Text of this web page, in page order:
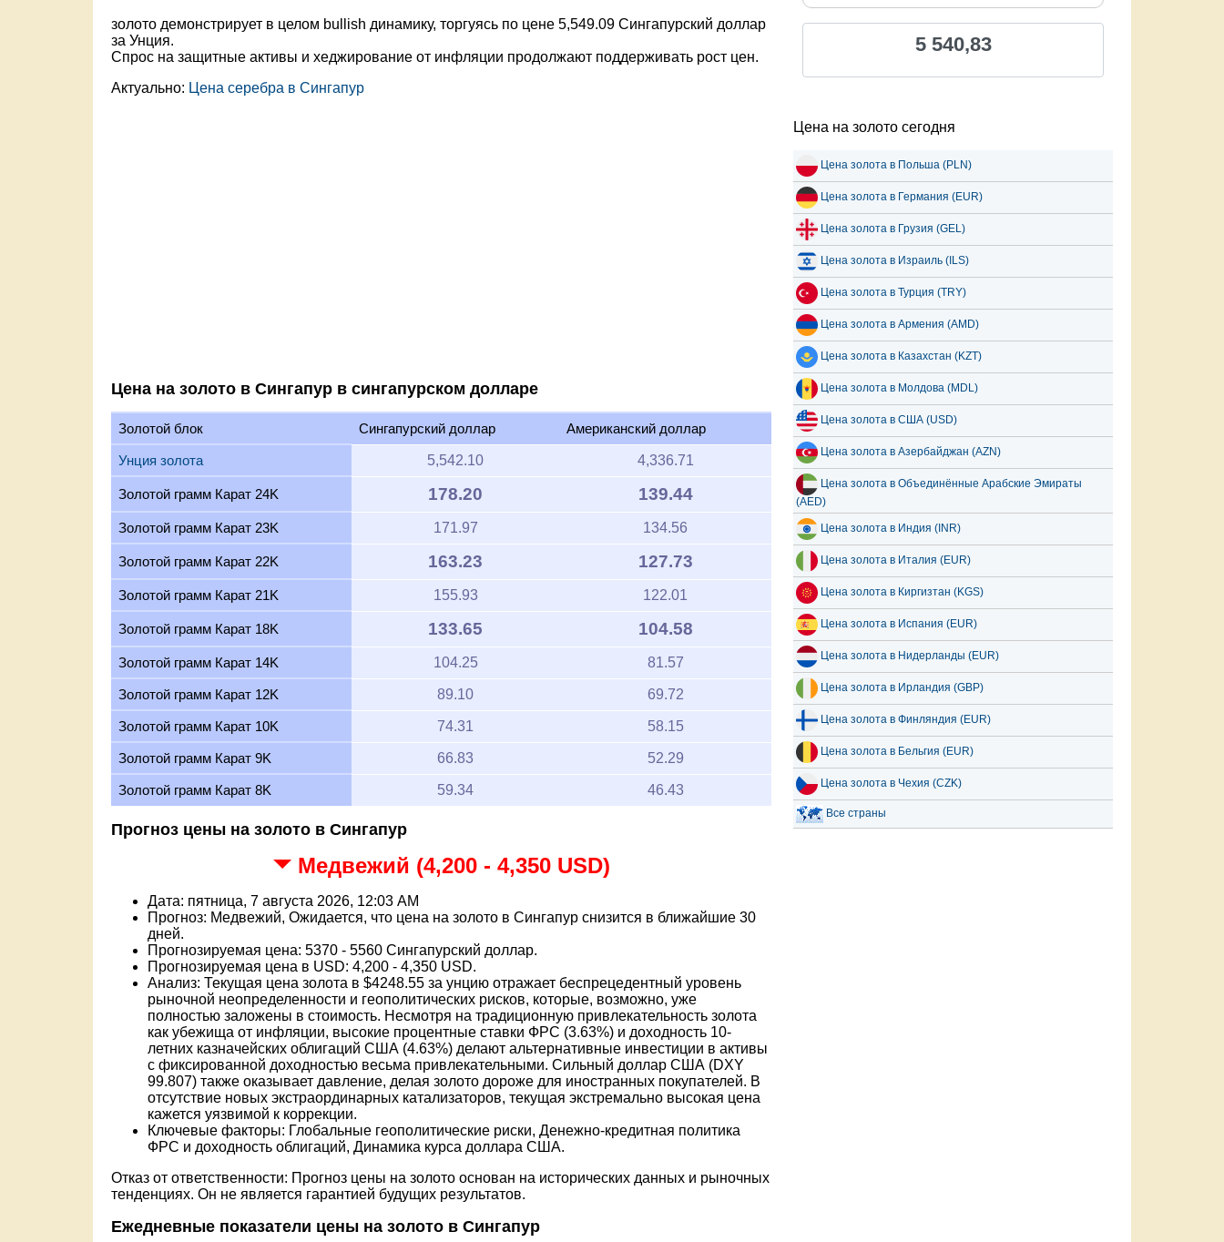
золото демонстрирует в целом bullish динамику, торгуясь по цене 5,549.09 Сингапурский доллар
за Унция.
Спрос на защитные активы и хеджирование от инфляции продолжают поддерживать рост цен.
Актуально: Цена серебра в Сингапур
Цена на золото в Сингапур в сингапурском долларе
Золотой блок Сингапурский доллар Американский доллар
Унция золота 5,542.10 4,336.71
Золотой грамм Карат 24K 178.20 139.44
Золотой грамм Карат 23K 171.97 134.56
Золотой грамм Карат 22K 163.23 127.73
Золотой грамм Карат 21K 155.93 122.01
Золотой грамм Карат 18K 133.65 104.58
Золотой грамм Карат 14K 104.25 81.57
Золотой грамм Карат 12K 89.10 69.72
Золотой грамм Карат 10K 74.31 58.15
Золотой грамм Карат 9K 66.83 52.29
Золотой грамм Карат 8K 59.34 46.43
Прогноз цены на золото в Сингапур
Медвежий (4,200 - 4,350 USD)
Дата: пятница, 7 августа 2026, 12:03 AM
Прогноз: Медвежий, Ожидается, что цена на золото в Сингапур снизится в ближайшие 30
дней.
Прогнозируемая цена: 5370 - 5560 Сингапурский доллар.
Прогнозируемая цена в USD: 4,200 - 4,350 USD.
Анализ: Текущая цена золота в $4248.55 за унцию отражает беспрецедентный уровень
рыночной неопределенности и геополитических рисков, которые, возможно, уже
полностью заложены в стоимость. Несмотря на традиционную привлекательность золота
как убежища от инфляции, высокие процентные ставки ФРС (3.63%) и доходность 10-
летних казначейских облигаций США (4.63%) делают альтернативные инвестиции в активы
с фиксированной доходностью весьма привлекательными. Сильный доллар США (DXY
99.807) также оказывает давление, делая золото дороже для иностранных покупателей. В
отсутствие новых экстраординарных катализаторов, текущая экстремально высокая цена
кажется уязвимой к коррекции.
Ключевые факторы: Глобальные геополитические риски, Денежно-кредитная политика
ФРС и доходность облигаций, Динамика курса доллара США.
Отказ от ответственности: Прогноз цены на золото основан на исторических данных и рыночных
тенденциях. Он не является гарантией будущих результатов.
Ежедневные показатели цены на золото в Сингапур
5 540,83
Цена на золото сегодня
Цена золота в Польша (PLN)
Цена золота в Германия (EUR)
Цена золота в Грузия (GEL)
Цена золота в Израиль (ILS)
Цена золота в Турция (TRY)
Цена золота в Армения (AMD)
Цена золота в Казахстан (KZT)
Цена золота в Молдова (MDL)
Цена золота в США (USD)
Цена золота в Азербайджан (AZN)
Цена золота в Объединённые Арабские Эмираты
(AED)
Цена золота в Индия (INR)
Цена золота в Италия (EUR)
Цена золота в Киргизтан (KGS)
Цена золота в Испания (EUR)
Цена золота в Нидерланды (EUR)
Цена золота в Ирландия (GBP)
Цена золота в Финляндия (EUR)
Цена золота в Бельгия (EUR)
Цена золота в Чехия (CZK)
Все страны